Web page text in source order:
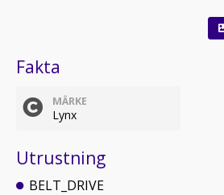
Fakta
MÄRKE
Lynx
Utrustning
BELT_DRIVE